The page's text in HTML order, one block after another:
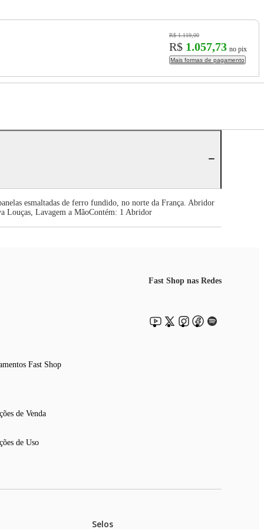
R$ 1.119,00
R$ 1.057,73 no pix
Mais formas de pagamento
esmaltadas de ferro fundido, no norte da França. Abridor
Louças, Lavagem a MãoContém: 1 Abridor
Fast Shop
de Venda
de Uso
Fast Shop nas Redes
Selos